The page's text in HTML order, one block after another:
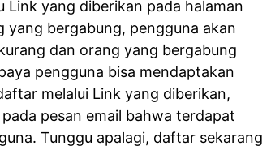
Link yang diberikan pada halaman
yang bergabung, pengguna akan
dan orang yang bergabung
pengguna bisa mendaptakan
melalui Link yang diberikan,
pesan email bahwa terdapat
Tunggu apalagi, daftar sekarang